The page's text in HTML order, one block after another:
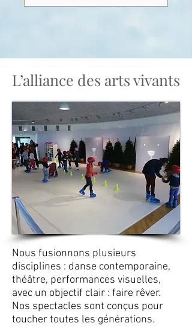
L’alliance des arts vivants
Nous fusionnons plusieurs
disciplines : danse contemporaine,
théâtre, performances visuelles,
avec un objectif clair : faire rêver.
Nos spectacles sont conçus pour
toucher toutes les générations.